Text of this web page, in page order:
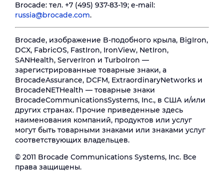
Brocade: тел. +7 (495) 937-83-19; e-mail:
russia@brocade.com.
Brocade, изображение B-подобного крыла, BigIron,
DCX, FabricOS, FastIron, IronView, NetIron,
SANHealth, ServerIron и TurboIron —
зарегистрированные товарные знаки, а
BrocadeAssurance, DCFM, ExtraordinaryNetworks и
BrocadeNETHealth — товарные знаки
BrocadeCommunicationsSystems, Inc., в США и/или
других странах. Прочие приведенные здесь
наименования компаний, продуктов или услуг
могут быть товарными знаками или знаками услуг
соответствующих владельцев.
© 2011 Brocade Communications Systems, Inc. Все
права защищены.